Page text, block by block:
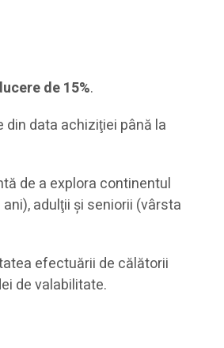
de 15%.
data achiziţiei până la
de a explora continentul
adulţii şi seniorii (vârsta
efectuării de călătorii
de valabilitate.